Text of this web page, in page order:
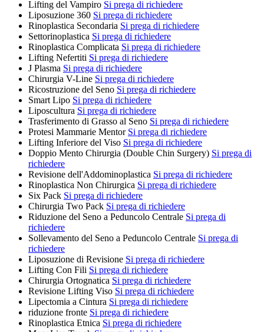
Lifting del Vampiro Si prega di richiedere
Liposuzione 360 Si prega di richiedere
Rinoplastica Secondaria Si prega di richiedere
Settorinoplastica Si prega di richiedere
Rinoplastica Complicata Si prega di richiedere
Lifting Nefertiti Si prega di richiedere
J Plasma Si prega di richiedere
Chirurgia V-Line Si prega di richiedere
Ricostruzione del Seno Si prega di richiedere
Smart Lipo Si prega di richiedere
Liposcultura Si prega di richiedere
Trasferimento di Grasso al Seno Si prega di richiedere
Protesi Mammarie Mentor Si prega di richiedere
Lifting Inferiore del Viso Si prega di richiedere
Doppio Mento Chirurgia (Double Chin Surgery) Si prega di
richiedere
Revisione dell'Addominoplastica Si prega di richiedere
Rinoplastica Non Chirurgica Si prega di richiedere
Six Pack Si prega di richiedere
Chirurgia Two Pack Si prega di richiedere
Riduzione del Seno a Peduncolo Centrale Si prega di
richiedere
Sollevamento del Seno a Peduncolo Centrale Si prega di
richiedere
Liposuzione di Revisione Si prega di richiedere
Lifting Con Fili Si prega di richiedere
Chirurgia Ortognatica Si prega di richiedere
Revisione Lifting Viso Si prega di richiedere
Lipectomia a Cintura Si prega di richiedere
riduzione fronte Si prega di richiedere
Rinoplastica Etnica Si prega di richiedere